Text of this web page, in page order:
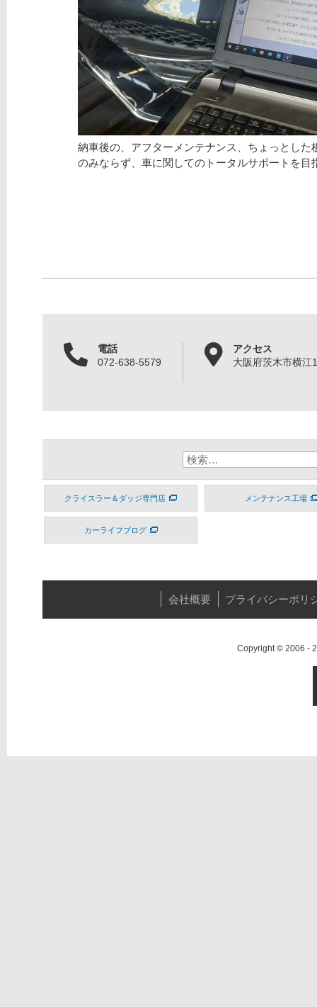
納車後の、アフターメンテナンス、ちょっとした
のみならず、車に関してのトータルサポートを目
電話
072-638-5579
アクセス
大阪府茨木市横江
クライスラー＆ダッジ専門店 メンテナンス工場
カーライフブログ
会社概要 プライバシーポリ
Copyright © 2006 -